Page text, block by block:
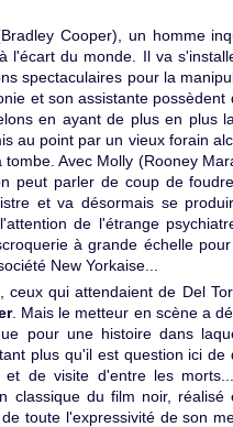
Cooper), un homme
l'écart du monde. Il va
spectaculaires pour la
et son assistante
en ayant de plus en plus
au point par un vieux forain
Avec Molly (Rooney
peut parler de coup de
et va désormais se
de l'étrange
à grande échelle
New Yorkaise...
ceux qui attendaient de Del
. Mais le metteur en scène a
pour une histoire dans
plus qu'il est question ici
et de visite d'entre les
classique du film noir,
toute l'expressivité de son